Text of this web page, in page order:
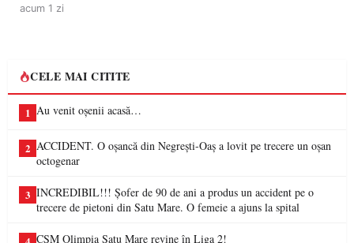
acum 1 zi
CELE MAI CITITE
1 Au venit oșenii acasă…
2 ACCIDENT. O oșancă din Negrești-Oaș a lovit pe trecere un oșan
octogenar
3 INCREDIBIL!!! Șofer de 90 de ani a produs un accident pe o
trecere de pietoni din Satu Mare. O femeie a ajuns la spital
CSM Olimpia Satu Mare revine în Liga 2!